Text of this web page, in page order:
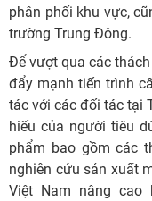
phân phối khu vực,
trường Trung Đông.
Để vượt qua các
đẩy mạnh tiến trình
tác với các đối tác tại
hiếu của người tiêu
phẩm bao gồm các
nghiên cứu sản xuất
Việt Nam nâng cao